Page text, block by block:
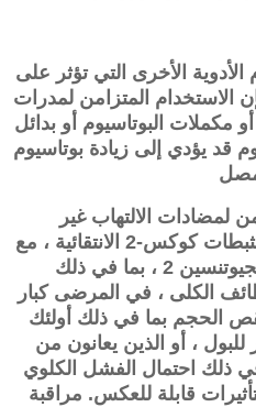
الأخرى التي تؤثر على
الاستخدام المتزامن لمدرات
مكملات البوتاسيوم أو بدائل
قد يؤدي إلى زيادة بوتاسيوم
لمضادات الالتهاب غير
الستيروئيدية ، بما في ذلك مثبطات كوكس-2 الانتقائية ، مع
مضادات مستقبلات الأنجيوتنسين 2 ، بما في ذلك
الكلى ، في المرضى كبار
الحجم بما في ذلك أولئك
للبول ، أو الذين يعانون من
ذلك احتمال الفشل الكلوي
قابلة للعكس. مراقبة